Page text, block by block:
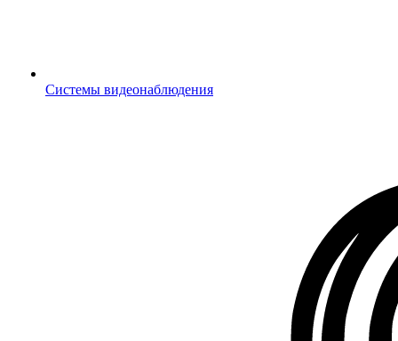
Системы видеонаблюдения